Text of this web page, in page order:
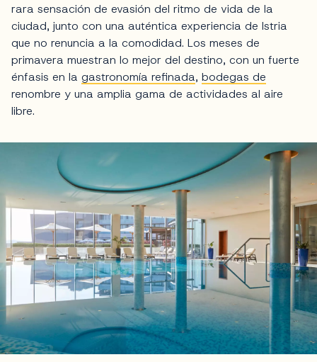
rara sensación de evasión del ritmo de vida de la
ciudad, junto con una auténtica experiencia de Istria
que no renuncia a la comodidad. Los meses de
primavera muestran lo mejor del destino, con un fuerte
énfasis en la gastronomía refinada, bodegas de
renombre y una amplia gama de actividades al aire
libre.